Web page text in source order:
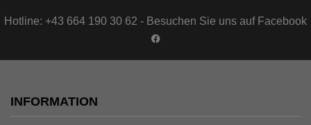
Hotline: +43 664 190 30 62 - Besuchen Sie uns auf Facebook
INFORMATION